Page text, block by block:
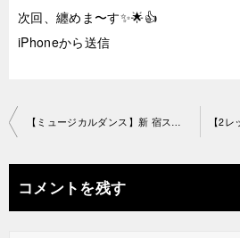
次回、纏めま〜す✨🌟👍
iPhoneから送信
投
ナ
ビ
コメントを残す